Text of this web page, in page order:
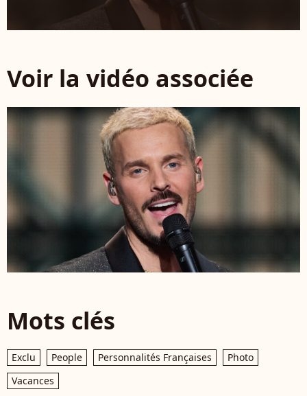
Voir la vidéo associée
Mots clés
Exclu People Personnalités Françaises
Photo
Vacances